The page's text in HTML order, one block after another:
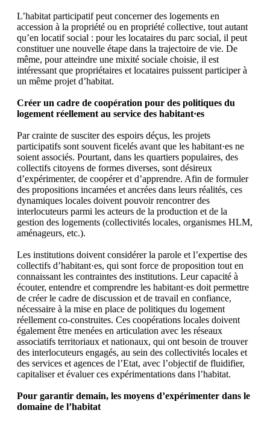
L’habitat participatif peut concerner des logements en
accession à la propriété ou en propriété collective, tout autant
qu’en locatif social : pour les locataires du parc social, il peut
constituer une nouvelle étape dans la trajectoire de vie. De
même, pour atteindre une mixité sociale choisie, il est
intéressant que propriétaires et locataires puissent participer à
un même projet d’habitat.
Créer un cadre de coopération pour des politiques du
logement réellement au service des habitant·es
Par crainte de susciter des espoirs déçus, les projets
participatifs sont souvent ficelés avant que les habitant·es ne
soient associés. Pourtant, dans les quartiers populaires, des
collectifs citoyens de formes diverses, sont désireux
d’expérimenter, de coopérer et d’apprendre. Afin de formuler
des propositions incarnées et ancrées dans leurs réalités, ces
dynamiques locales doivent pouvoir rencontrer des
interlocuteurs parmi les acteurs de la production et de la
gestion des logements (collectivités locales, organismes HLM,
aménageurs, etc.).
Les institutions doivent considérer la parole et l’expertise des
collectifs d’habitant·es, qui sont force de proposition tout en
connaissant les contraintes des institutions. Leur capacité à
écouter, entendre et comprendre les habitant·es doit permettre
de créer le cadre de discussion et de travail en confiance,
nécessaire à la mise en place de politiques du logement
réellement co-construites. Ces coopérations locales doivent
également être menées en articulation avec les réseaux
associatifs territoriaux et nationaux, qui ont besoin de trouver
des interlocuteurs engagés, au sein des collectivités locales et
des services et agences de l’Etat, avec l’objectif de fluidifier,
capitaliser et évaluer ces expérimentations dans l’habitat.
Pour garantir demain, les moyens d’expérimenter dans le
domaine de l’habitat